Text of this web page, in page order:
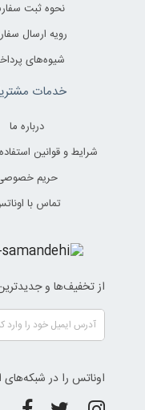
نحوه ثبت
رویه ارسال
شیوه‌های
خدمات
درباره ما
شرایط و قوانین
حریم
تماس با
از تخفیف‌ها و
اوناتس را در شبکه‌های